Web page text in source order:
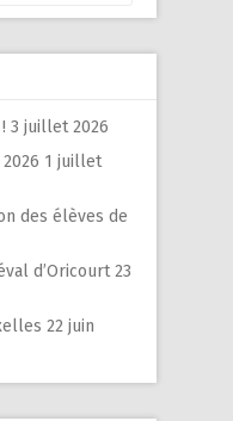
3 juillet 2026
1 juillet
des élèves de
d’Oricourt 23
22 juin